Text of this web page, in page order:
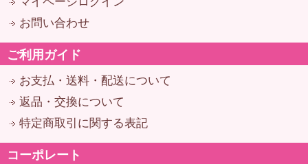
お問い合わせ
ご利用ガイド
お支払・送料・配送について
返品・交換について
特定商取引に関する表記
コーポレート